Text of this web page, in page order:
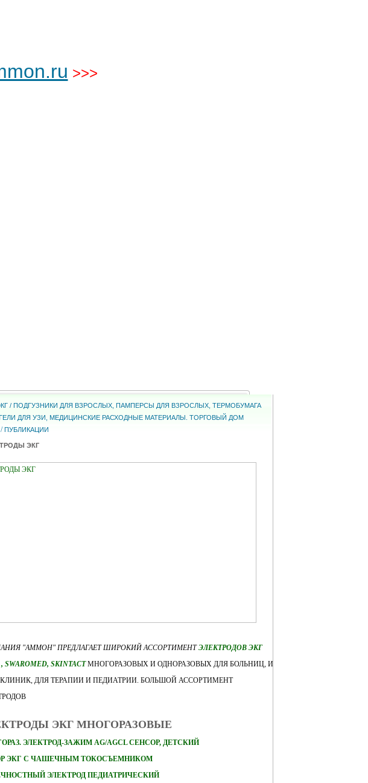
>>>
/ ПОДГУЗНИКИ ДЛЯ ВЗРОСЛЫХ, ПАМПЕРСЫ ДЛЯ ВЗРОСЛЫХ, ТЕРМОБУМАГА
ГЕЛИ ДЛЯ УЗИ, МЕДИЦИНСКИЕ РАСХОДНЫЕ МАТЕРИАЛЫ. ТОРГОВЫЙ ДОМ
/ПУБЛИКАЦИИ
ЭКГ
"АММОН" ПРЕДЛАГАЕТ ШИРОКИЙ АССОРТИМЕНТЭЛЕКТРОДОВ ЭКГ
, SWAROMED, SKINTACTМНОГОРАЗОВЫХ И ОДНОРАЗОВЫХ ДЛЯ БОЛЬНИЦ, И
ДЛЯ ТЕРАПИИ И ПЕДИАТРИИ. БОЛЬШОЙ АССОРТИМЕНТ
ЭКГ МНОГОРАЗОВЫЕ
ЭЛЕКТРОД-ЗАЖИМ AG/AGCL СЕНСОР, ДЕТСКИЙ
ЭКГ С ЧАШЕЧНЫМ ТОКОСЪЕМНИКОМ
ЭЛЕКТРОД ПЕДИАТРИЧЕСКИЙ